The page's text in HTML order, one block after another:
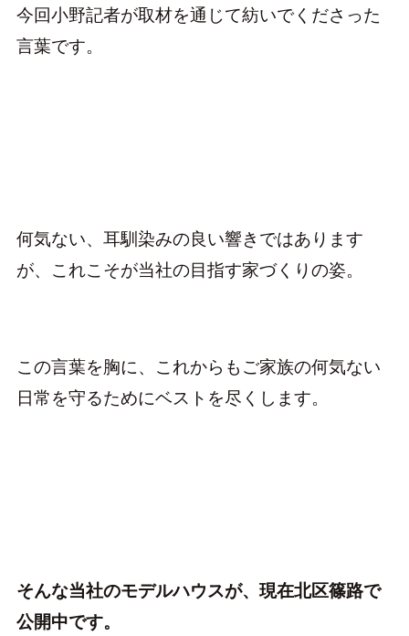
今回小野記者が取材を通じて紡いでくださった
言葉です。
何気ない、耳馴染みの良い響きではあります
が、これこそが当社の目指す家づくりの姿。
この言葉を胸に、これからもご家族の何気ない
日常を守るためにベストを尽くします。
そんな当社のモデルハウスが、現在北区篠路で
公開中です。